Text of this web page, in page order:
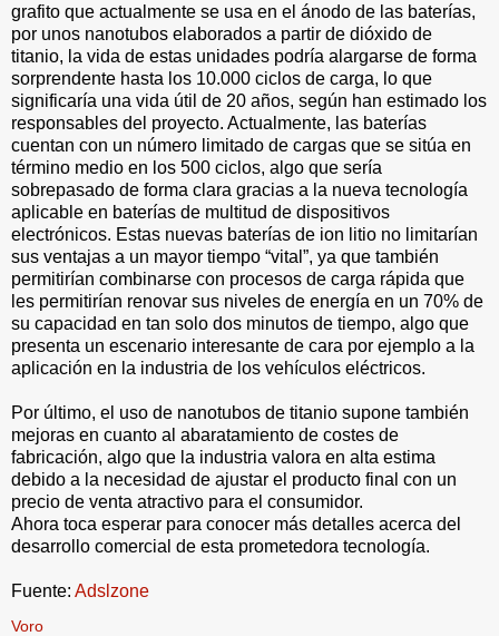
grafito que actualmente se usa en el ánodo de las baterías,
por unos nanotubos elaborados a partir de dióxido de
titanio, la vida de estas unidades podría alargarse de forma
sorprendente hasta los 10.000 ciclos de carga, lo que
significaría una vida útil de 20 años, según han estimado los
responsables del proyecto. Actualmente, las baterías
cuentan con un número limitado de cargas que se sitúa en
término medio en los 500 ciclos, algo que sería
sobrepasado de forma clara gracias a la nueva tecnología
aplicable en baterías de multitud de dispositivos
electrónicos. Estas nuevas baterías de ion litio no limitarían
sus ventajas a un mayor tiempo “vital”, ya que también
permitirían combinarse con procesos de carga rápida que
les permitirían renovar sus niveles de energía en un 70% de
su capacidad en tan solo dos minutos de tiempo, algo que
presenta un escenario interesante de cara por ejemplo a la
aplicación en la industria de los vehículos eléctricos.
Por último, el uso de nanotubos de titanio supone también
mejoras en cuanto al abaratamiento de costes de
fabricación, algo que la industria valora en alta estima
debido a la necesidad de ajustar el producto final con un
precio de venta atractivo para el consumidor.
Ahora toca esperar para conocer más detalles acerca del
desarrollo comercial de esta prometedora tecnología.
Fuente: Adslzone
Voro